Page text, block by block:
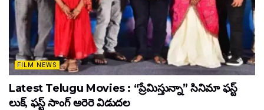
FILM NEWS
Latest Telugu Movies : “ప్రేమిస్తున్నా” సినిమా ఫస్ట్
లుక్, ఫస్ట్ సాంగ్ అరెరె విడుదల